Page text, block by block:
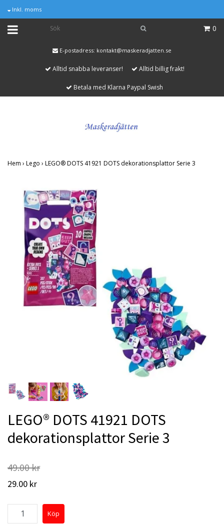
Inkl. moms
0
E-postadress: kontakt@maskeradjatten.se
Alltid snabba leveranser! Alltid billig frakt!
Betala med Klarna Paypal Swish
Hem › Lego › LEGO® DOTS 41921 DOTS dekorationsplattor Serie 3
LEGO® DOTS 41921 DOTS
dekorationsplattor Serie 3
49.00 kr
29.00 kr